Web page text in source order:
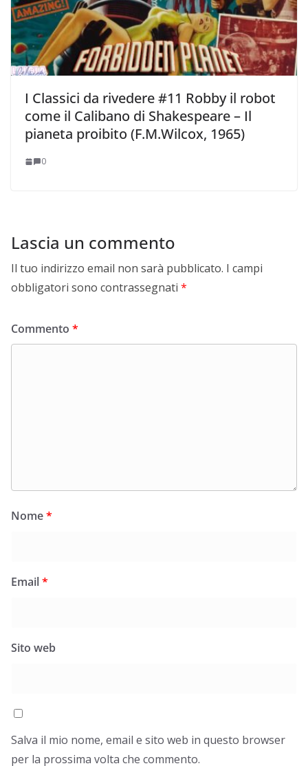
I Classici da rivedere #11 Robby il robot
come il Calibano di Shakespeare – Il
pianeta proibito (F.M.Wilcox, 1965)
0
Lascia un commento
Il tuo indirizzo email non sarà pubblicato. I campi
obbligatori sono contrassegnati *
Commento *
Nome*
Email*
Sito web
Salva il mio nome, email e sito web in questo browser
per la prossima volta che commento.